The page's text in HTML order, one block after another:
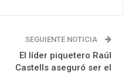
SEGUIENTE NOTICIA
El líder piquetero Raúl
Castells aseguró ser el